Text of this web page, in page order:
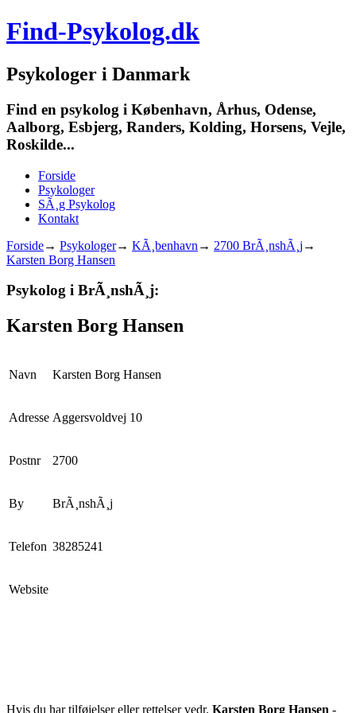
Find-Psykolog.dk
Psykologer i Danmark
Find en psykolog i København, Århus, Odense,
Aalborg, Esbjerg, Randers, Kolding, Horsens, Vejle,
Roskilde...
Forside
Psykologer
SÃ¸g Psykolog
Kontakt
Forside→ Psykologer→ KÃ¸benhavn → 2700 BrÃ¸nshÃ¸j →
Karsten Borg Hansen
Psykolog i BrÃ¸nshÃ¸j:
Karsten Borg Hansen
Navn Karsten Borg Hansen
Adresse Aggersvoldvej 10
Postnr 2700
By BrÃ¸nshÃ¸j
Telefon 38285241
Website
Hvis du har tilføjelser eller rettelser vedr. Karsten Borg Hansen -